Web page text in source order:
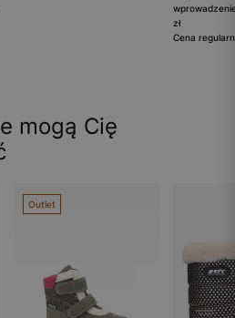
zł
Cena
mogą Cię
Outlet